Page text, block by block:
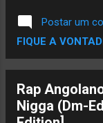
Postar um
FIQUE A
Rap
Nigga (Dm-